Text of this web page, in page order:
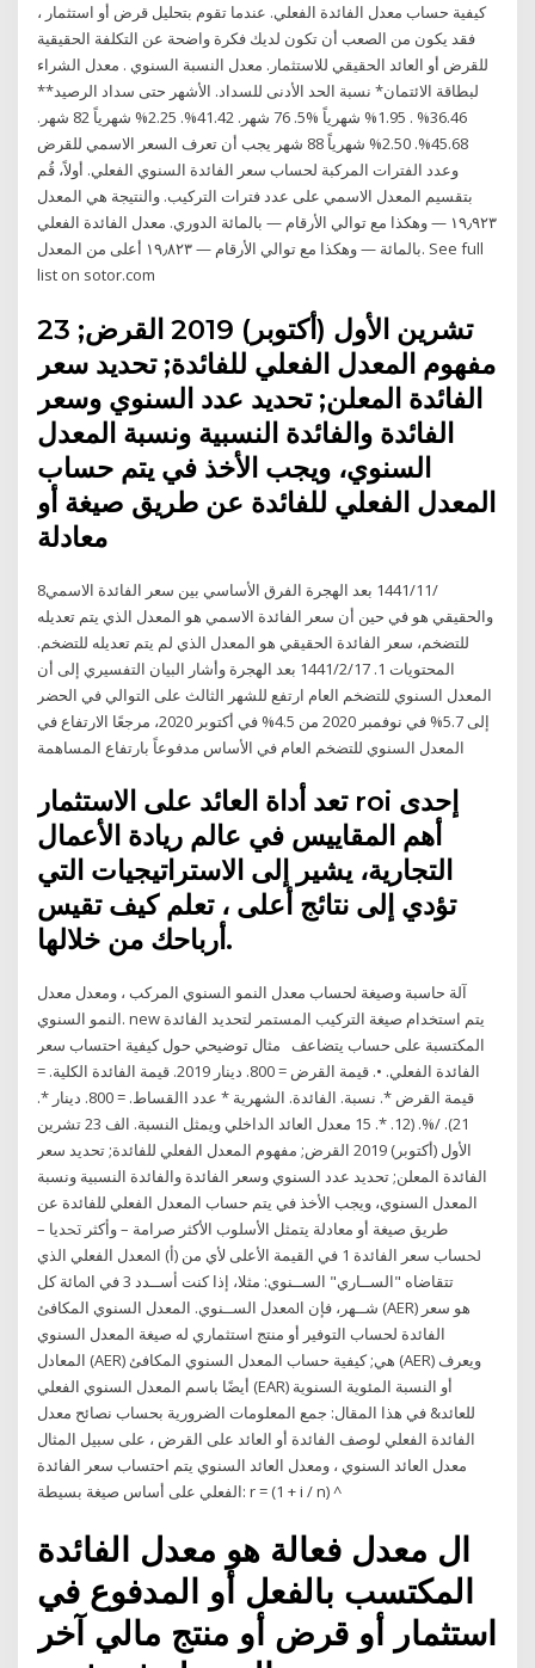
كيفية حساب معدل الفائدة الفعلي. عندما تقوم بتحليل قرض أو استثمار ،
فقد يكون من الصعب أن تكون لديك فكرة واضحة عن التكلفة الحقيقية
للقرض أو العائد الحقيقي للاستثمار. معدل النسبة السنوي . معدل الشراء
لبطاقة الائتمان* نسبة الحد الأدنى للسداد. الأشهر حتى سداد الرصيد**
36.46% . 1.95% شهرياً %5. 76 شهر. 41.42%. 2.25% شهرياً 82 شهر.
45.68%. 2.50% شهرياً 88 شهر يجب أن تعرف السعر الاسمي للقرض
وعدد الفترات المركبة لحساب سعر الفائدة السنوي الفعلي. أولاً، قُم
بتقسيم المعدل الاسمي على عدد فترات التركيب. والنتيجة هي المعدل
الدوري. معدل الفائدة الفعلي ‎‏‏١٩٫٩٢٣ — وهكذا مع توالي الأرقام — بالمائة
أعلى من المعدل ‎‏‏١٩٫٨٢٣‎ — وهكذا مع توالي الأرقام —‎ بالمائة. See full
list on sotor.com
23 تشرين الأول (أكتوبر) 2019 القرض;
مفهوم المعدل الفعلي للفائدة; تحديد سعر
الفائدة المعلن; تحديد عدد السنوي وسعر
الفائدة والفائدة النسبية ونسبة المعدل
السنوي، ويجب الأخذ في يتم حساب
المعدل الفعلي للفائدة عن طريق صيغة أو
معادلة
8‏‏/11‏‏/1441 بعد الهجرة الفرق الأساسي بين سعر الفائدة الاسمي
والحقيقي هو في حين أن سعر الفائدة الاسمي هو المعدل الذي يتم تعديله
للتضخم، سعر الفائدة الحقيقي هو المعدل الذي لم يتم تعديله للتضخم.
المحتويات 1. 17‏‏/2‏‏/1441 بعد الهجرة وأشار البيان التفسيري إلى أن
المعدل السنوي للتضخم العام ارتفع للشهر الثالث على التوالي في الحضر
إلى 5.7% في نوفمبر 2020 من 4.5% في أكتوبر 2020، مرجعًا الارتفاع في
المعدل السنوي للتضخم العام في الأساس مدفوعاً بارتفاع المساهمة
تعد أداة العائد على الاستثمار roi إحدى
أهم المقاييس في عالم ريادة الأعمال
التجارية، يشير إلى الاستراتيجيات التي
تؤدي إلى نتائج أعلى ، تعلم كيف تقيس
أرباحك من خلالها.
آلة حاسبة وصيغة لحساب معدل النمو السنوي المركب ، ومعدل معدل
النمو السنوي. new يتم استخدام صيغة التركيب المستمر لتحديد الفائدة
المكتسبة على حساب يتضاعف مثال توضيحي حول كيفية احتساب سعر
الفائدة الفعلي. •. قيمة القرض = 800. دينار 2019. قيمة الفائدة الكلية. =
قيمة القرض *. نسبة. الفائدة. الشهرية * عدد االقساط. = 800. دينار *.
21). /%. (12. *. 15 معدل العائد الداخلي ويمثل النسبة. الف 23 تشرين
الأول (أكتوبر) 2019 القرض; مفهوم المعدل الفعلي للفائدة; تحديد سعر
الفائدة المعلن; تحديد عدد السنوي وسعر الفائدة والفائدة النسبية ونسبة
المعدل السنوي، ويجب الأخذ في يتم حساب المعدل الفعلي للفائدة عن
طريق صيغة أو معادلة ﻳﺘﻤﺜﻞ ﺍﻷﺳﻠﻮﺏ ﺍﻷﻛﺜﺮ ﺻﺮﺍﻣﺔ – ﻭﺃﻛﺜﺮ ﲢﺪﻳﺎ –
ﳊﺴﺎﺏ ﺳﻌﺮ ﺍﻟﻔﺎﺋﺪﺓ 1 ﻓﻲ ﺍﻟﻘﻴﻤﺔ ﺍﻷﻋﻠﻰ ﻷﻱ ﻣﻦ (ﺃ) ﺍﳌﻌﺪﻝ ﺍﻟﻔﻌﻠﻲ ﺍﻟﺬﻱ
ﺗﺘﻘﺎﺿﺎﻩ "ﺍﻟﺴــﺎﺭﻱ" ﺍﻟﺴــﻨﻮﻱ: ﻣﺜﻼ، ﺇﺫﺍ ﻛﻨﺖ ﺃﺳــﺪﺩ 3 ﻓﻲ ﺍﳌﺎﺋﺔ ﻛﻞ
ﺷــﻬﺮ، ﻓﺈﻥ ﺍﳌﻌﺪﻝ ﺍﻟﺴــﻨﻮﻱ. المعدل السنوي المكافئ (AER) هو سعر
الفائدة لحساب التوفير أو منتج استثماري له صيغة المعدل السنوي
المعادل (AER) هي; كيفية حساب المعدل السنوي المكافئ (AER) ويعرف
أيضًا باسم المعدل السنوي الفعلي (EAR) أو النسبة المئوية السنوية
للعائد& في هذا المقال: جمع المعلومات الضرورية بحساب نصائح معدل
الفائدة الفعلي لوصف الفائدة أو العائد على القرض ، على سبيل المثال
معدل العائد السنوي ، ومعدل العائد السنوي يتم احتساب سعر الفائدة
الفعلي على أساس صيغة بسيطة: r = (1 + i / n) ^
ال معدل فعالة هو معدل الفائدة
المكتسب بالفعل أو المدفوع في
استثمار أو قرض أو منتج مالي آخر